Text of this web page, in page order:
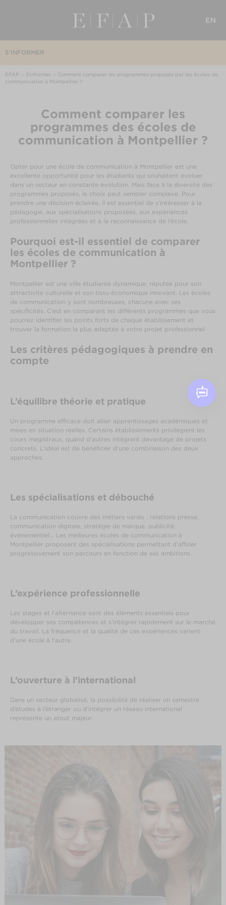
EN
S'INFORMER
EFAP S'informer
Comment comparer les programmes proposés par les écoles de
communication à Montpellier ?
Comment comparer les
programmes des écoles de
communication à Montpellier ?
Opter pour une école de communication à Montpellier est une
excellente opportunité pour les étudiants qui souhaitent évoluer
dans un secteur en constante évolution. Mais face à la diversité des
programmes proposés, le choix peut sembler complexe. Pour
prendre une décision éclairée, il est essentiel de s’intéresser à la
pédagogie, aux spécialisations proposées, aux expériences
professionnelles intégrées et à la reconnaissance de l’école.
Pourquoi est-il essentiel de comparer
les écoles de communication à
Montpellier ?
Montpellier est une ville étudiante dynamique, réputée pour son
attractivité culturelle et son tissu économique innovant. Les écoles
de communication y sont nombreuses, chacune avec ses
spécificités. C’est en comparant les différents programmes que vous
pourrez identifier les points forts de chaque établissement et
trouver la formation la plus adaptée à votre projet professionnel.
Les critères pédagogiques à prendre en
compte
L’équilibre théorie et pratique
Un programme efficace doit allier apprentissages académiques et
mises en situation réelles. Certains établissements privilégient les
cours magistraux, quand d’autres intègrent davantage de projets
concrets. L’idéal est de bénéficier d’une combinaison des deux
approches.
Les spécialisations et débouché
La communication couvre des métiers variés : relations presse,
communication digitale, stratégie de marque, publicité,
événementiel… Les meilleures écoles de communication à
Montpellier proposent des spécialisations permettant d’affiner
progressivement son parcours en fonction de ses ambitions.
L’expérience professionnelle
Les stages et l’alternance sont des éléments essentiels pour
développer ses compétences et s’intégrer rapidement sur le marché
du travail. La fréquence et la qualité de ces expériences varient
d’une école à l’autre.
L’ouverture à l’international
Dans un secteur globalisé, la possibilité de réaliser un semestre
d’études à l’étranger ou d’intégrer un réseau international
représente un atout majeur.